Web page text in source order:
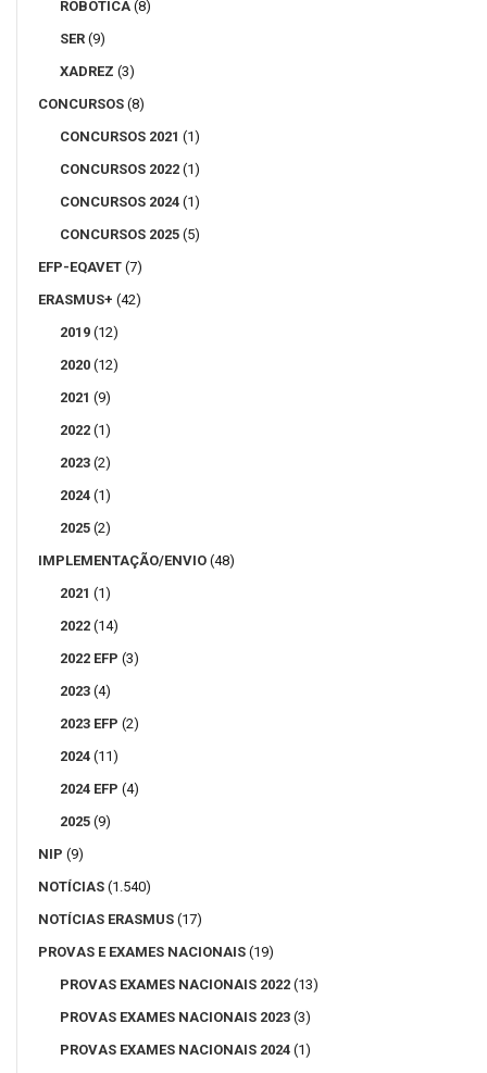
ROBOTICA (8)
SER (9)
XADREZ (3)
CONCURSOS (8)
CONCURSOS 2021 (1)
CONCURSOS 2022 (1)
CONCURSOS 2024 (1)
CONCURSOS 2025 (5)
EFP-EQAVET (7)
ERASMUS+ (42)
2019 (12)
2020 (12)
2021 (9)
2022 (1)
2023 (2)
2024 (1)
2025 (2)
IMPLEMENTAÇÃO/ENVIO (48)
2021 (1)
2022 (14)
2022 EFP (3)
2023 (4)
2023 EFP (2)
2024 (11)
2024 EFP (4)
2025 (9)
NIP (9)
NOTÍCIAS (1.540)
NOTÍCIAS ERASMUS (17)
PROVAS E EXAMES NACIONAIS (19)
PROVAS EXAMES NACIONAIS 2022 (13)
PROVAS EXAMES NACIONAIS 2023 (3)
PROVAS EXAMES NACIONAIS 2024 (1)